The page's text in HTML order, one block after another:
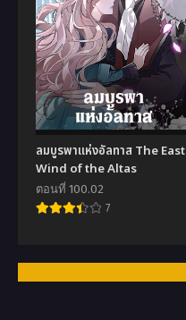
ลมบูรพาแห่งอัลทาส The East
Wind of the Altas
ตอนที่ 100.02
7